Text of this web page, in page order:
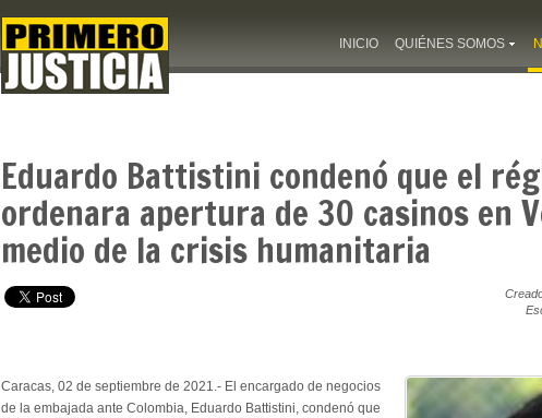
INICIO QUIÉNES SOMOS
Eduardo Battistini condenó que el
ordenara apertura de 30 casinos en
medio de la crisis humanitaria
Caracas, 02 de septiembre de 2021.- El encargado de negocios
de la embajada ante Colombia, Eduardo Battistini, condenó que